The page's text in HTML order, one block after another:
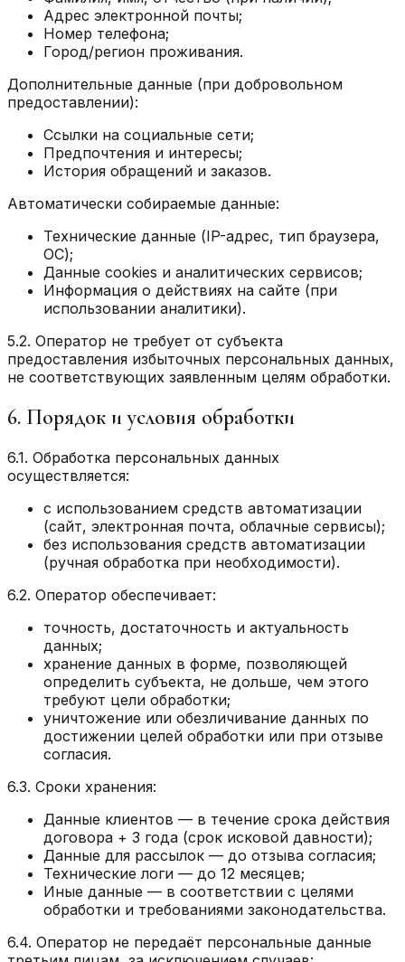
Адрес электронной почты;
Номер телефона;
Город/регион проживания.
Дополнительные данные (при добровольном
предоставлении):
Ссылки на социальные сети;
Предпочтения и интересы;
История обращений и заказов.
Автоматически собираемые данные:
Технические данные (IP-адрес, тип браузера,
ОС);
Данные cookies и аналитических сервисов;
Информация о действиях на сайте (при
использовании аналитики).
5.2. Оператор не требует от субъекта
предоставления избыточных персональных данных,
не соответствующих заявленным целям обработки.
6. Порядок и условия обработки
6.1. Обработка персональных данных
осуществляется:
с использованием средств автоматизации
(сайт, электронная почта, облачные сервисы);
без использования средств автоматизации
(ручная обработка при необходимости).
6.2. Оператор обеспечивает:
точность, достаточность и актуальность
данных;
хранение данных в форме, позволяющей
определить субъекта, не дольше, чем этого
требуют цели обработки;
уничтожение или обезличивание данных по
достижении целей обработки или при отзыве
согласия.
6.3. Сроки хранения:
Данные клиентов — в течение срока действия
договора + 3 года (срок исковой давности);
Данные для рассылок — до отзыва согласия;
Технические логи — до 12 месяцев;
Иные данные — в соответствии с целями
обработки и требованиями законодательства.
6.4. Оператор не передаёт персональные данные